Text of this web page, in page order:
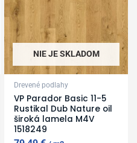
NIE JE SKLADOM
Drevené podlahy
VP Parador Basic 11-5
Rustikal Dub Nature oil
široká lamela M4V
1518249